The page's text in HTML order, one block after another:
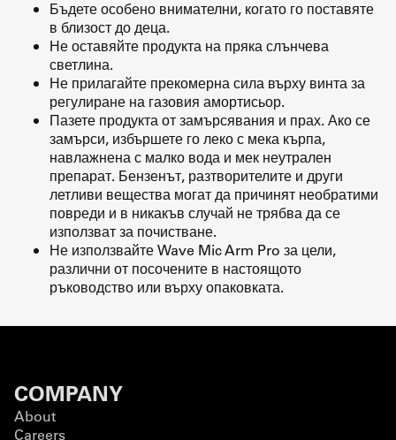
Бъдете особено внимателни, когато го поставяте
в близост до деца.
Не оставяйте продукта на пряка слънчева
светлина.
Не прилагайте прекомерна сила върху винта за
регулиране на газовия амортисьор.
Пазете продукта от замърсявания и прах. Ако се
замърси, избършете го леко с мека кърпа,
навлажнена с малко вода и мек неутрален
препарат. Бензенът, разтворителите и други
летливи вещества могат да причинят необратими
повреди и в никакъв случай не трябва да се
използват за почистване.
Не използвайте Wave Mic Arm Pro за цели,
различни от посочените в настоящото
ръководство или върху опаковката.
COMPANY
About
Careers